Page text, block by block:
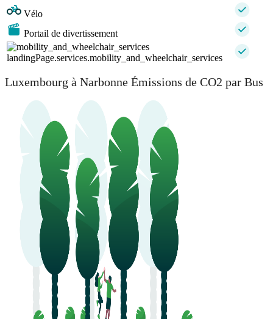
Vélo
Portail de divertissement
landingPage.services.mobility_and_wheelchair_services
Luxembourg à Narbonne Émissions de CO2 par Bus